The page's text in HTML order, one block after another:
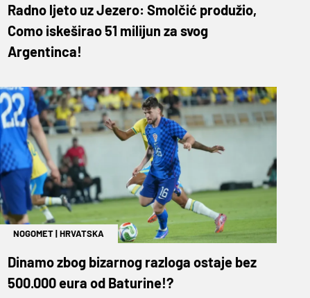
Radno ljeto uz Jezero: Smolčić produžio,
Como iskeširao 51 milijun za svog
Argentinca!
NOGOMET|HRVATSKA
Dinamo zbog bizarnog razloga ostaje bez
500.000 eura od Baturine!?